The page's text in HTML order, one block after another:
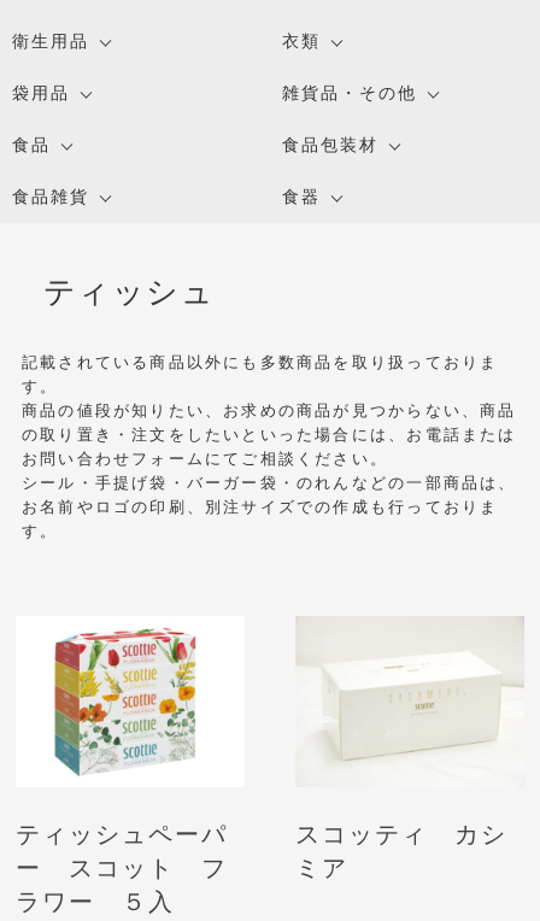
ティッシュ
記載されている商品以外にも多数商品を取り扱っておりま
す。
商品の値段が知りたい、お求めの商品が見つからない、商品
の取り置き・注文をしたいといった場合には、お電話または
お問い合わせフォームにてご相談ください。
シール・手提げ袋・バーガー袋・のれんなどの一部商品は、
お名前やロゴの印刷、別注サイズでの作成も行っておりま
す。
ティッシュペーパ
ー スコット フ
ラワー ５入
スコッティ カシ
ミア
衛生用品 衣類
袋用品 雑貨品・その他
食品 食品包装材
食品雑貨 食器